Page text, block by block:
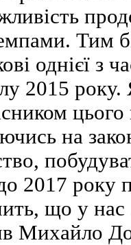
Тим
однієї з
2015 року.
на
2017 року
що у нас
Михайло